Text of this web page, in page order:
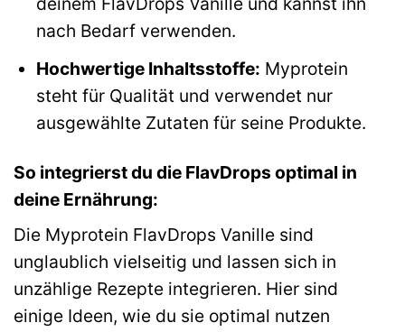
nach Bedarf verwenden.
Hochwertige Inhaltsstoffe: Myprotein
steht für Qualität und verwendet nur
ausgewählte Zutaten für seine Produkte.
So integrierst du die FlavDrops optimal in
deine Ernährung:
Die Myprotein FlavDrops Vanille sind
unglaublich vielseitig und lassen sich in
unzählige Rezepte integrieren. Hier sind
einige Ideen, wie du sie optimal nutzen